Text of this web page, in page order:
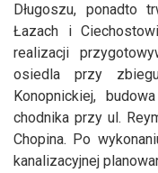
Długoszu, ponadto
Łazach i
realizacji
osiedla przy
Konopnickiej,
chodnika przy ul.
Chopina. Po
kanalizacyjnej